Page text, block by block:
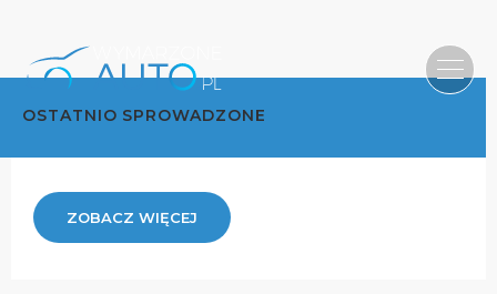
OSTATNIO SPROWADZONE
ZOBACZ WIĘCEJ